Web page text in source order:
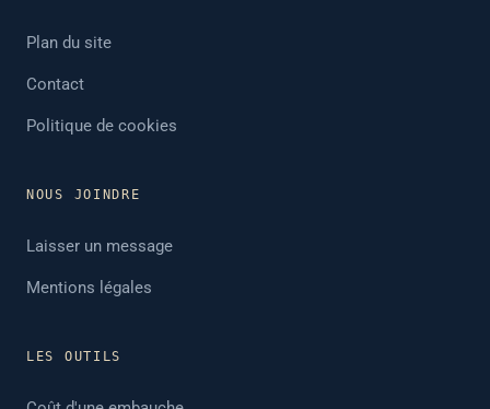
Plan du site
Contact
Politique de cookies
NOUS JOINDRE
Laisser un message
Mentions légales
LES OUTILS